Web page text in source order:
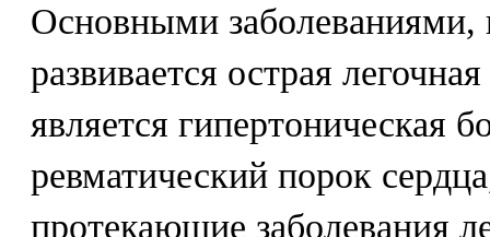
Основными заболеваниями,
развивается острая
является гипертоническая
ревматический порок
протекающие заболевания